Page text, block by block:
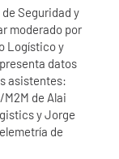
Seguridad y
moderado por
Logístico y
datos
asistentes:
M2M de Alai
y Jorge
de